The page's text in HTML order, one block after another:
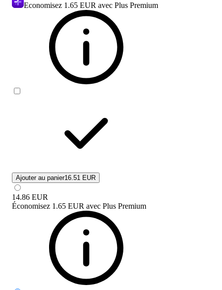
Economisez 1.65 EUR avec Plus Premium
Ajouter au panier16.51 EUR
14.86 EUR
Économisez 1.65 EUR avec Plus Premium